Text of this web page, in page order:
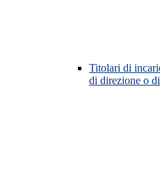
Titolari di
di direzione o